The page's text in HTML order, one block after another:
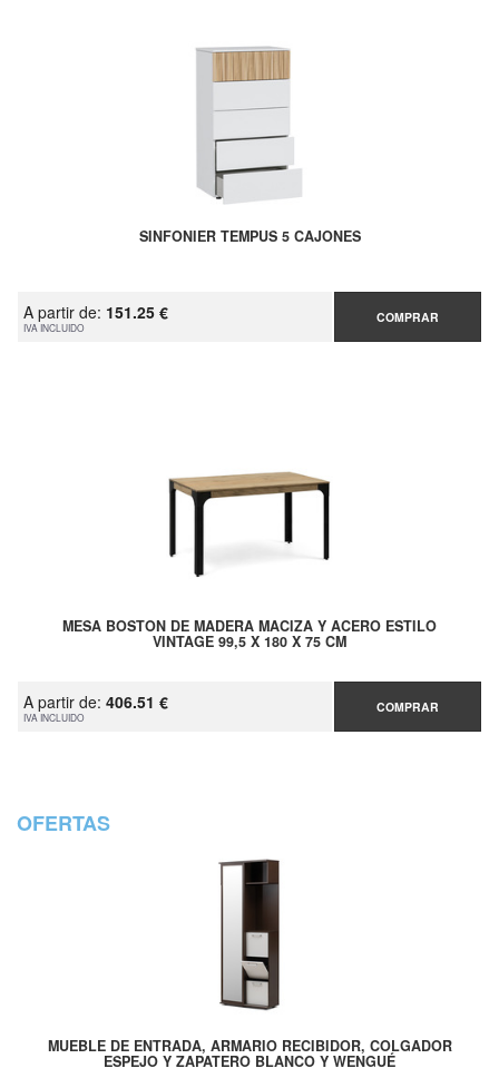
SINFONIER TEMPUS 5 CAJONES
A partir de: 151.25 €
IVA INCLUIDO
COMPRAR
MESA BOSTON DE MADERA MACIZA Y ACERO ESTILO
VINTAGE 99,5 X 180 X 75 CM
A partir de: 406.51 €
IVA INCLUIDO
COMPRAR
OFERTAS
MUEBLE DE ENTRADA, ARMARIO RECIBIDOR, COLGADOR
ESPEJO Y ZAPATERO BLANCO Y WENGUÉ